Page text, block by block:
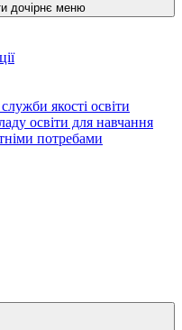
дочірнє меню
якості освіти
освіти для навчання
потребами